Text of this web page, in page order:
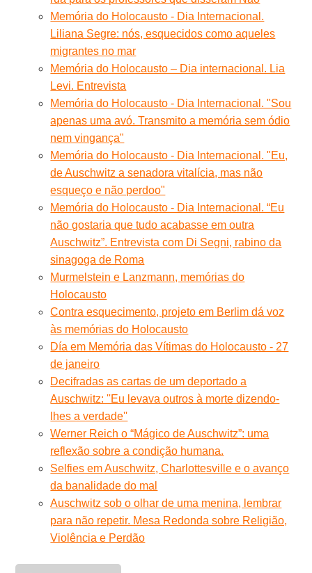
Memória do Holocausto - Dia Internacional.
Liliana Segre: nós, esquecidos como aqueles
migrantes no mar
Memória do Holocausto – Dia internacional. Lia
Levi. Entrevista
Memória do Holocausto - Dia Internacional. "Sou
apenas uma avó. Transmito a memória sem ódio
nem vingança"
Memória do Holocausto - Dia Internacional. "Eu,
de Auschwitz a senadora vitalícia, mas não
esqueço e não perdoo"
Memória do Holocausto - Dia Internacional. “Eu
não gostaria que tudo acabasse em outra
Auschwitz”. Entrevista com Di Segni, rabino da
sinagoga de Roma
Murmelstein e Lanzmann, memórias do
Holocausto
Contra esquecimento, projeto em Berlim dá voz
às memórias do Holocausto
Día em Memória das Vítimas do Holocausto - 27
de janeiro
Decifradas as cartas de um deportado a
Auschwitz: ''Eu levava outros à morte dizendo-
lhes a verdade''
Werner Reich o “Mágico de Auschwitz”: uma
reflexão sobre a condição humana.
Selfies em Auschwitz, Charlottesville e o avanço
da banalidade do mal
Auschwitz sob o olhar de uma menina, lembrar
para não repetir. Mesa Redonda sobre Religião,
Violência e Perdão